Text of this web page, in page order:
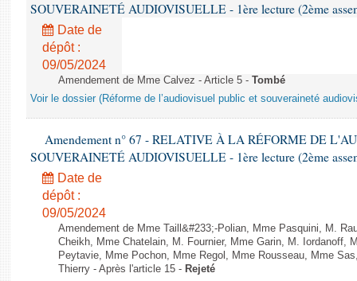
SOUVERAINETÉ AUDIOVISUELLE - 1ère lecture (2ème
Date de
dépôt :
09/05/2024
Amendement de Mme Calvez - Article 5 - Tombé
Voir le dossier (Réforme de l’audiovisuel public et souveraineté
Amendement n° 67 - RELATIVE À LA RÉFORME DE
SOUVERAINETÉ AUDIOVISUELLE - 1ère lecture (2ème
Date de
dépôt :
09/05/2024
Amendement de Mme Taill&#233;-Polian, Mme Pasquini, M.
Cheikh, Mme Chatelain, M. Fournier, Mme Garin, M. Iordanoff,
Peytavie, Mme Pochon, Mme Regol, Mme Rousseau, Mme
Thierry - Après l'article 15 - Rejeté